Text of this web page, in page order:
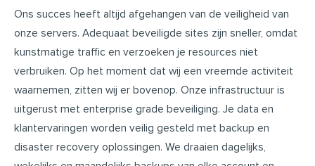
Ons succes heeft altijd afgehangen van de veiligheid van
onze servers. Adequaat beveiligde sites zijn sneller, omdat
kunstmatige traffic en verzoeken je resources niet
verbruiken. Op het moment dat wij een vreemde activiteit
waarnemen, zitten wij er bovenop. Onze infrastructuur is
uitgerust met enterprise grade beveiliging. Je data en
klantervaringen worden veilig gesteld met backup en
disaster recovery oplossingen. We draaien dagelijks,